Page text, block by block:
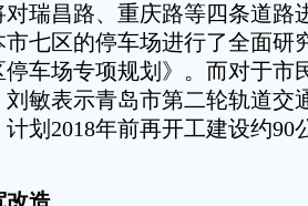
瑞昌路、重庆路等四条道路
七区的停车场进行了全面研
停车场专项规划》。而对于市
敏表示青岛市第二轮轨道交
计划2018年前再开工建设约90